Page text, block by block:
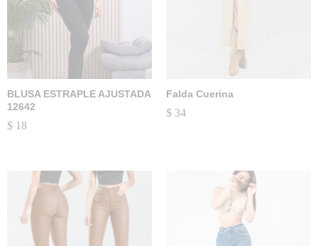
BLUSA ESTRAPLE AJUSTADA
12642
$ 18
Falda Cuerina
$ 34